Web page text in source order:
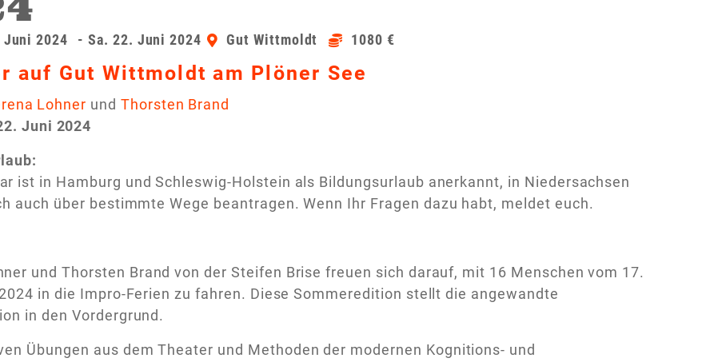
Juni 2024 - Sa. 22. Juni 2024 Gut Wittmoldt 1080 €
auf Gut Wittmoldt am Plöner See
Lohner und Thorsten Brand
Juni 2024
ist in Hamburg und Schleswig-Holstein als Bildungsurlaub anerkannt, in Niedersachsen
auch über bestimmte Wege beantragen. Wenn Ihr Fragen dazu habt, meldet euch.
und Thorsten Brand von der Steifen Brise freuen sich darauf, mit 16 Menschen vom 17.
in die Impro-Ferien zu fahren. Diese Sommeredition stellt die angewandte
in den Vordergrund.
Übungen aus dem Theater und Methoden der modernen Kognitions- und